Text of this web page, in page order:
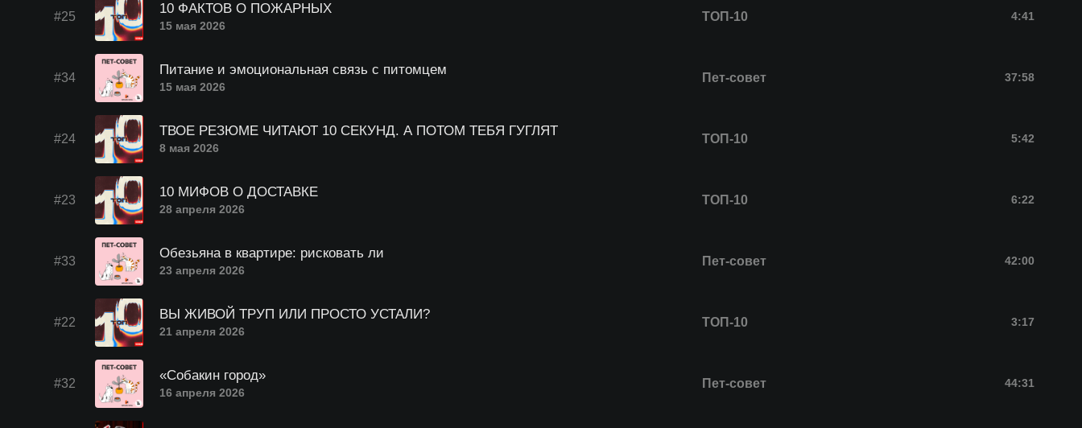
#25
10 ФАКТОВ О ПОЖАРНЫХ
15 мая 2026
ТОП-10 4:41
#34
Питание и эмоциональная связь с питомцем
15 мая 2026
Пет-совет 37:58
#24
ТВОЕ РЕЗЮМЕ ЧИТАЮТ 10 СЕКУНД. А ПОТОМ ТЕБЯ ГУГЛЯТ
8 мая 2026
ТОП-10 5:42
#23
10 МИФОВ О ДОСТАВКЕ
28 апреля 2026
ТОП-10 6:22
#33
Обезьяна в квартире: рисковать ли
23 апреля 2026
Пет-совет 42:00
#22
ВЫ ЖИВОЙ ТРУП ИЛИ ПРОСТО УСТАЛИ?
21 апреля 2026
ТОП-10 3:17
#32
«Собакин город»
16 апреля 2026
Пет-совет 44:31